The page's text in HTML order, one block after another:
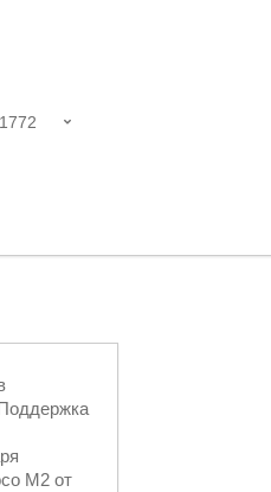
M2 от